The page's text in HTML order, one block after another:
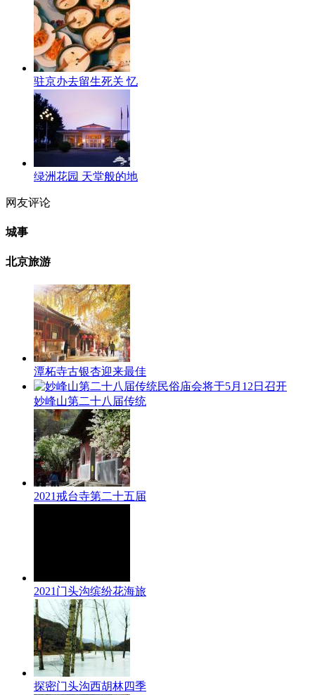
驻京办去留生死关 忆
绿洲花园 天堂般的地
网友评论
城事
北京旅游
潭柘寺古银杏迎来最佳
妙峰山第二十八届传统
2021戒台寺第二十五届
2021门头沟缤纷花海旅
探密门头沟西胡林四季